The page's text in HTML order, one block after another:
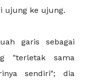
ujung ke ujung.
garis sebagai
"terletak sama
sendiri"; dia